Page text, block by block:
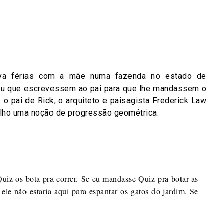
férias com a mãe numa fazenda no estado de
que escrevessem ao pai para que lhe mandassem o
pai de Rick, o arquiteto e paisagista Frederick Law
uma noção de progressão geométrica:
os bota pra correr. Se eu mandasse Quiz pra botar as
não estaria aqui para espantar os gatos do jardim. Se